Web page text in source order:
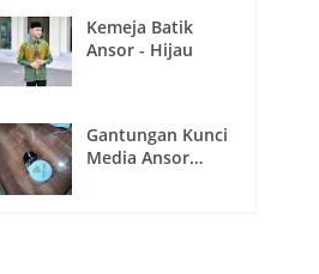
Kemeja Batik
Ansor - Hijau
Gantungan Kunci
Media Ansor